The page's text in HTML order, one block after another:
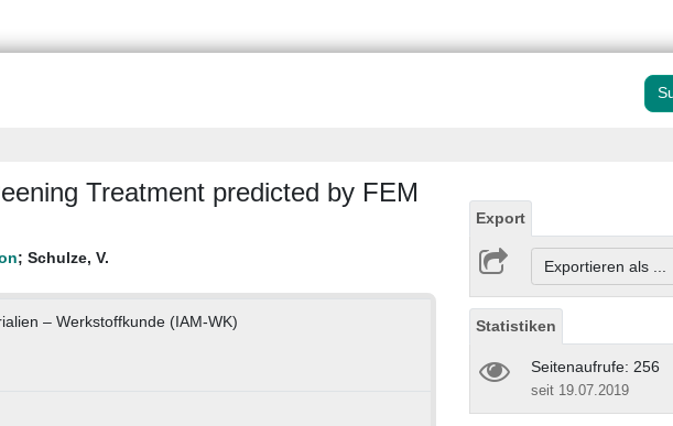
Treatment predicted by FEM
; Schulze, V.
– Werkstoffkunde (IAM-WK)
Export
Exportieren als
Statistiken
Seitenaufrufe: 256
seit 19.07.2019